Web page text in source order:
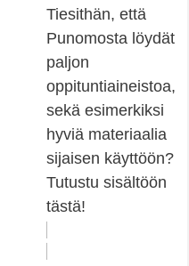
Tiesithän, että
Punomosta löydät
paljon
oppituntiaineistoa,
sekä esimerkiksi
hyviä materiaalia
sijaisen käyttöön?
Tutustu sisältöön
tästä!